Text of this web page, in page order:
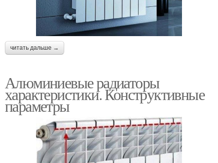
читать дальше →
Алюминиевые радиаторы
характеристики. Конструктивные
параметры